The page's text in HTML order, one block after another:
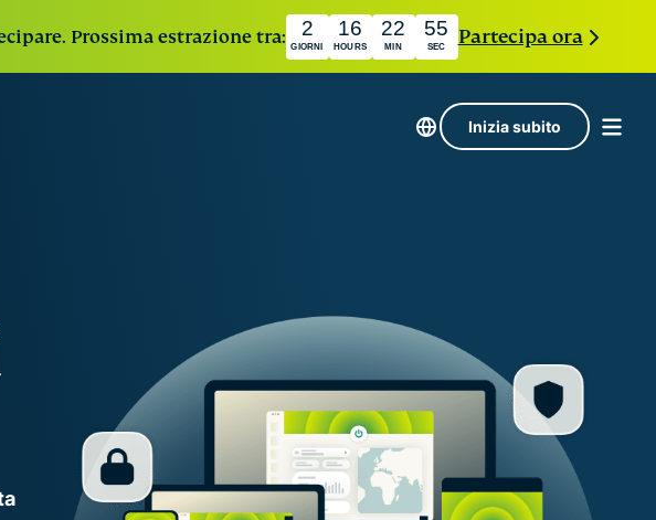
Prossima estrazione tra: 2
GIORNI
16
HOURS
22
MIN
54
SEC Partecipa ora
Inizia subito